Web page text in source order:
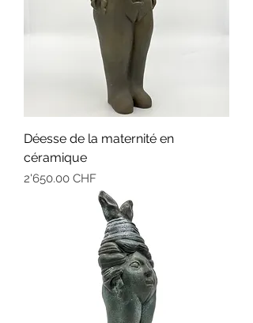
Déesse de la maternité en
céramique
Prix
2'650.00 CHF